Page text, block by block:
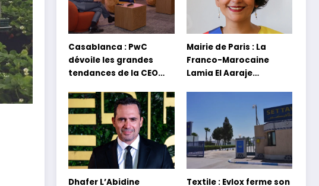
Casablanca : PwC
dévoile les grandes
tendances de la CEO
Mairie de Paris : La
Franco-Marocaine
Lamia El Aaraje
Dhafer L’Abidine
Textile : Evlox ferme son